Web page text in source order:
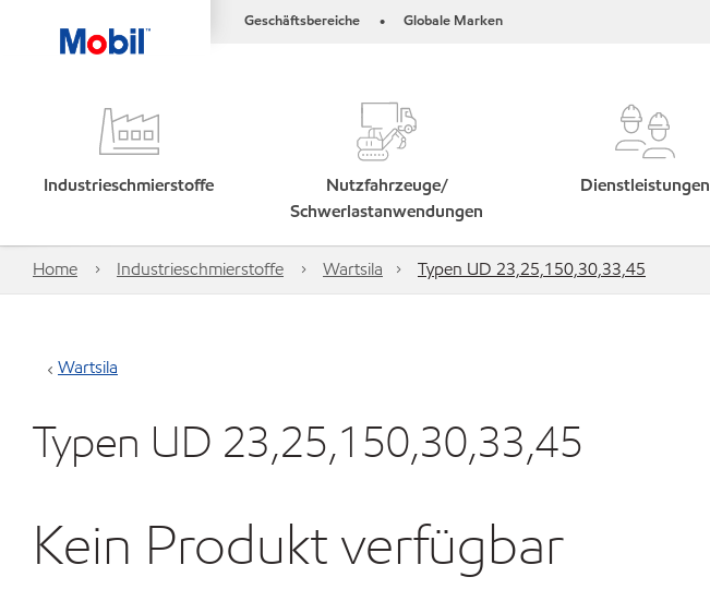
Geschäftsbereiche • Globale Marken
Industrieschmierstoffe
Nutzfahrzeuge/
Schwerlastanwendungen
Dienstleistungen
Home Industrieschmierstoffe Wartsila Typen UD 23,25,150,30,33,45
Wartsila
Typen UD 23,25,150,30,33,45
Kein Produkt verfügbar